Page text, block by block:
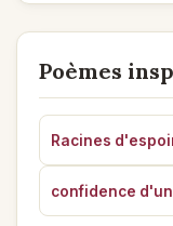
Clin d'oeil à
D' une femme de
Vénère l'origine
Je conçois la
Lorsqu'on abuse
Et ne demeure
Merci amical et
Poèmes
Racines
confidence